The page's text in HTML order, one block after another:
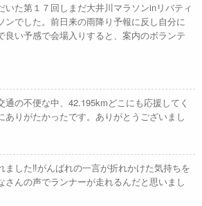
いた第１７回しまだ大井川マラソンinリバティ
ンでした。前日来の雨降り予報に反し自分に
良い予感で会場入りすると、案内のボランテ
通の不便な中、42.195kmどこにも応援してく
ありがたかったです。ありがとうございまし
ました‼️がんばれの一言が折れかけた気持ちを
さんの声でランナーが走れるんだと思いまし